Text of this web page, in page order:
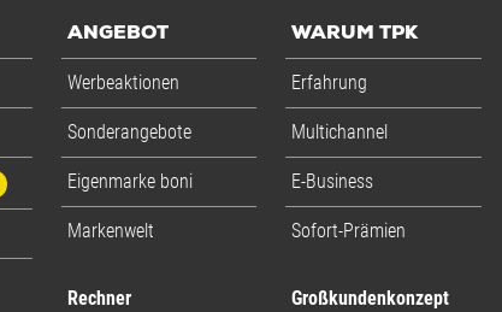
FEFCO-Typ 0201
Gurtmaß
0,88 m
Frachtvolumen
5,45 ltr
Volumengewicht DHL/DPD/UPS
1,09 kg
Volumengewicht Hermes/GLS
0,91 kg
Für Porto
ANGEBOT
Werbeaktionen
Sonderangebote
Eigenmarke boni
Markenwelt
Rechner
WARUM TPK
Erfahrung
Multichannel
E-Business
Sofort-Prämien
Großkundenkonzept